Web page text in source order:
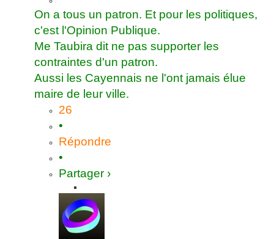
On a tous un patron. Et pour les politiques,
c'est l'Opinion Publique.
Me Taubira dit ne pas supporter les
contraintes d'un patron.
Aussi les Cayennais ne l'ont jamais élue
maire de leur ville.
26
•
Répondre
•
Partager ›